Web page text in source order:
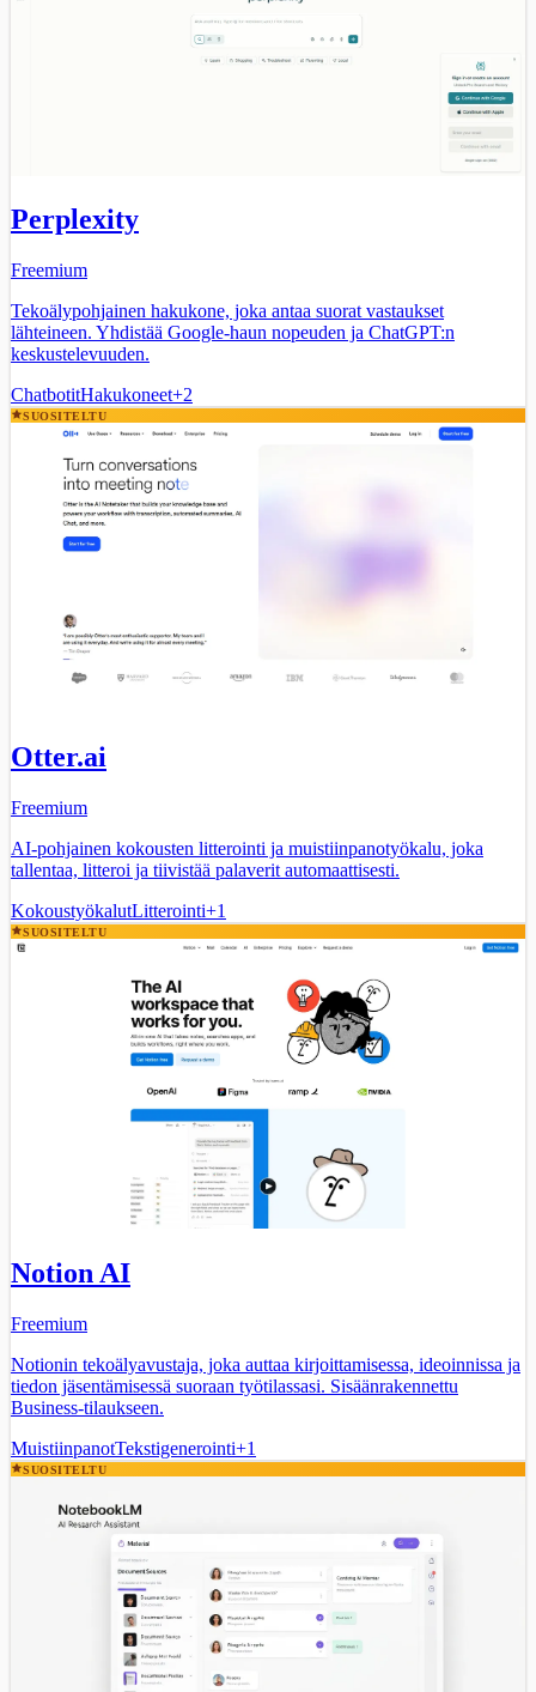
Perplexity
Freemium
Tekoälypohjainen hakukone, joka antaa suorat vastaukset
lähteineen. Yhdistää Google-haun nopeuden ja ChatGPT:n
keskustelevuuden.
ChatbotitHakukoneet+2
SUOSITELTU
Otter.ai
Freemium
AI-pohjainen kokousten litterointi ja muistiinpanotyökalu, joka
tallentaa, litteroi ja tiivistää palaverit automaattisesti.
KokoustyökalutLitterointi+1
SUOSITELTU
Notion AI
Freemium
Notionin tekoälyavustaja, joka auttaa kirjoittamisessa, ideoinnissa ja
tiedon jäsentämisessä suoraan työtilassasi. Sisäänrakennettu
Business-tilaukseen.
MuistiinpanotTekstigenerointi+1
SUOSITELTU